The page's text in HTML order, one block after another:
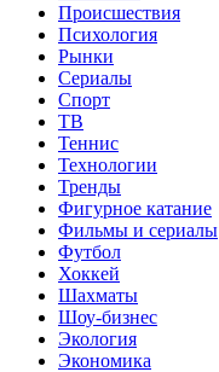
Происшествия
Психология
Рынки
Сериалы
Спорт
ТВ
Теннис
Технологии
Тренды
Фигурное катание
Фильмы и сериалы
Футбол
Хоккей
Шахматы
Шоу-бизнес
Экология
Экономика